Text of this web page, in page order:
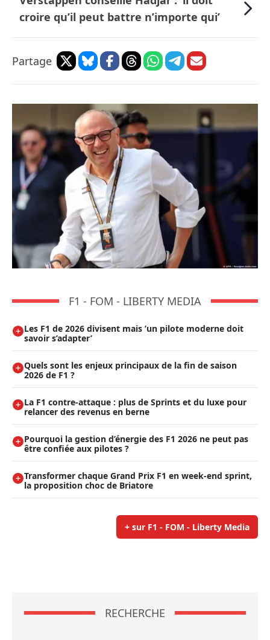
croire qu’il peut battre n’importe qui’
Partage
F1 - FOM - LIBERTY MEDIA
Les F1 de 2026 divisent mais ’un pilote moderne doit
savoir s’adapter’
Quels sont les enjeux principaux de la fin de saison
2026 de F1 ?
La F1 contre-attaque : plus de Sprints et du luxe pour
relancer des revenus en berne
Pourquoi la gestion d’énergie des F1 2026 ne peut pas
être confiée aux pilotes ?
Transformer chaque Grand Prix F1 en week-end sprint,
la proposition choc de Briatore
+ sur F1 - FOM - Liberty Media
RECHERCHE